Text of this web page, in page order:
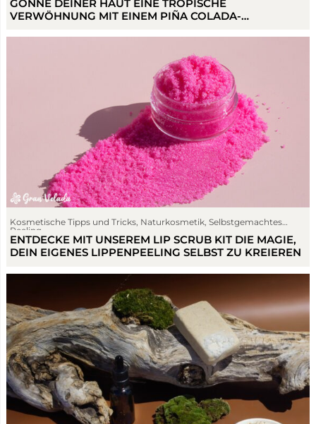
GÖNNE DEINER HAUT EINE TROPISCHE
VERWÖHNUNG MIT EINEM PIÑA COLADA-
Kosmetische Tipps und Tricks Naturkosmetik Selbstgemachtes
Peeling
ENTDECKE MIT UNSEREM LIP SCRUB KIT DIE MAGIE,
DEIN EIGENES LIPPENPEELING SELBST ZU KREIEREN